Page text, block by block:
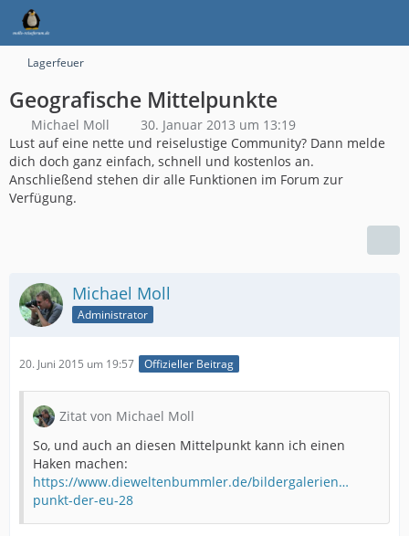
Lagerfeuer
Geografische Mittelpunkte
Michael Moll
30. Januar 2013 um 13:19
Lust auf eine nette und reiselustige Community? Dann melde
dich doch ganz einfach, schnell und kostenlos an.
Anschließend stehen dir alle Funktionen im Forum zur
Verfügung.
Michael Moll
Administrator
20. Juni 2015 um 19:57 Offizieller Beitrag
Zitat von Michael Moll
So, und auch an diesen Mittelpunkt kann ich einen
Haken machen:
https://www.dieweltenbummler.de/bildergalerien…
punkt-der-eu-28